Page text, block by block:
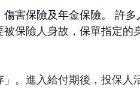
傷害保險及年金保險。 許多
保險人身故，保單指定的
。進入給付期後，投保人